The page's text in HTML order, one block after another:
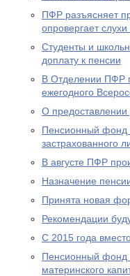
ПФР разъясняет
опровергает
Студенты и
доплату к пенсии
В Отделении ПФР
ежегодного
О предоставлении
Пенсионный фонд
застрахованного
В августе ПФР
Назначение
Принята новая
Рекомендации
С 2015 года
Пенсионный фонд
материнского